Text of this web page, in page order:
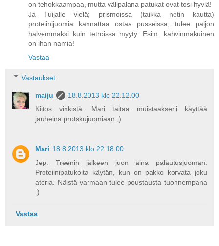
on tehokkaampaa, mutta välipalana patukat ovat tosi hyviä!
Ja Tuijalle vielä; prismoissa (taikka netin kautta)
proteiinijuomia kannattaa ostaa pusseissa, tulee paljon
halvemmaksi kuin tetroissa myyty. Esim. kahvinmakuinen
on ihan namia!
Vastaa
Vastaukset
maiju
18.8.2013 klo 22.12.00
Kiitos vinkistä. Mari taitaa muistaakseni käyttää
jauheina protskujuomiaan ;)
Mari 18.8.2013 klo 22.18.00
Jep. Treenin jälkeen juon aina palautusjuoman.
Proteiinipatukoita käytän, kun on pakko korvata joku
ateria. Näistä varmaan tulee poustausta tuonnempana
:)
Vastaa